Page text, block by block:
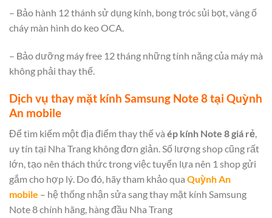
– Bảo hành 12 thánh sử dụng kính, bong tróc sủi bọt, vàng ố
cháy màn hình do keo OCA.
– Bảo dưỡng máy free 12 tháng những tính năng của máy mà
không phải thay thế.
Dịch vụ thay mặt kính Samsung Note 8 tại Quỳnh
An mobile
Để tìm kiếm một địa điểm thay thế và ép kính Note 8 giá rẻ,
uy tín tại Nha Trang không đơn giản. Số lượng shop cũng rất
lớn, tạo nên thách thức trong việc tuyển lựa nên 1 shop gửi
gắm cho hợp lý. Do đó, hãy tham khảo qua Quỳnh An
mobile – hệ thống nhận sửa sang thay mặt kính Samsung
Note 8 chính hãng, hàng đầu Nha Trang